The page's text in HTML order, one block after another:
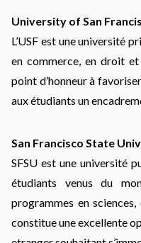
University of San
L’USF est une université
en commerce, en droit
point d’honneur à
aux étudiants un
San Francisco State
SFSU est une université
étudiants venus du
programmes en
constitue une excellente